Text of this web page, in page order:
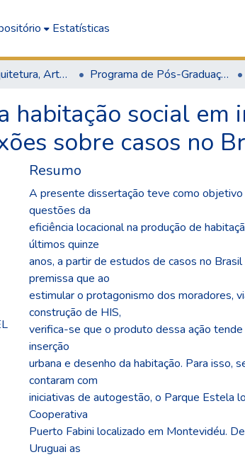
Estatísticas
Escola de Arquitetura, Artes e Design Programa de Pós-Graduação em Arquitetura e Urbanismo
habitação social em
sobre casos no
Resumo
A presente dissertação teve como
questões da
eficiência locacional na produção de
últimos quinze
anos, a partir de estudos de casos no
premissa que ao
estimular o protagonismo dos moradores,
construção de HIS,
verifica-se que o produto dessa ação
inserção
urbana e desenho da habitação. Para isso,
contaram com
iniciativas de autogestão, o Parque Estela
Cooperativa
Puerto Fabini localizado em Montevidéu.
Uruguai as